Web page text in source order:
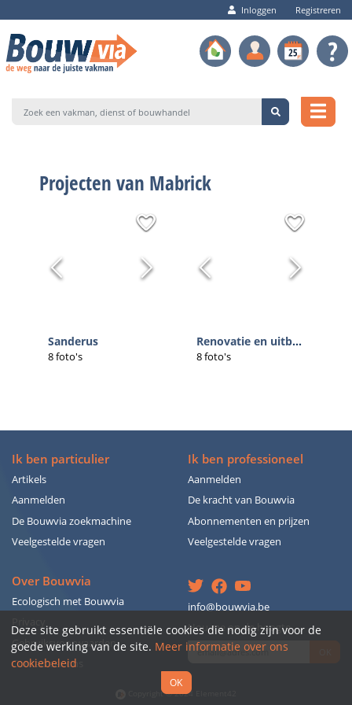
Inloggen Registreren
Projecten van Mabrick
Sanderus
8 foto's
Renovatie en uitbereiding te Vinkt
8 foto's
Ik ben particulier
Artikels
Aanmelden
De Bouwvia zoekmachine
Veelgestelde vragen
Ik ben professioneel
Aanmelden
De kracht van Bouwvia
Abonnementen en prijzen
Veelgestelde vragen
Over Bouwvia
Ecologisch met Bouwvia
Gebruiksvoorwaarden
Contacteer ons
info@bouwvia.be
Hou me op de hoogte
Copyright © 2024 Element42
Deze site gebruikt essentiële cookies die nodig zijn voor de
goede werking van de site. Meer informatie over ons
cookiebeleid
OK